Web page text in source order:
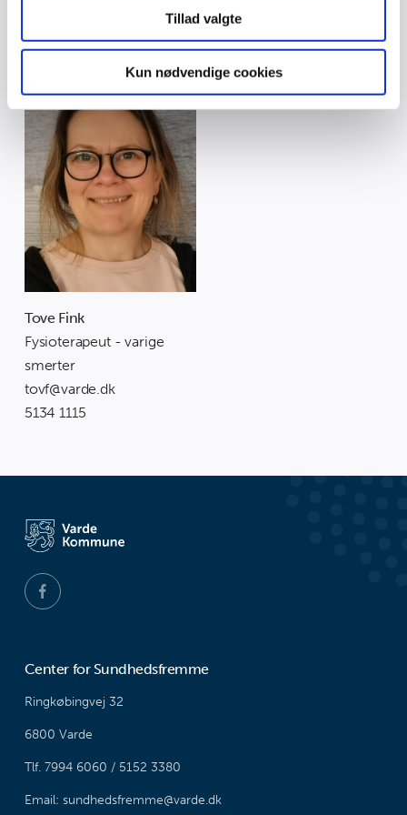
analysepartnere. Vores partnere kan kombinere disse
data med andre oplysninger, du har givet dem, eller som
de har indsamlet fra din brug af deres tjenester.
Tillad valgte
Kun nødvendige cookies
Du vil møde
Tove Fink
Fysioterapeut - varige
smerter
tovf@varde.dk
5134 1115
Center for Sundhedsfremme
Ringkøbingvej 32
6800 Varde
Tlf. 7994 6060 / 5152 3380
Email: sundhedsfremme@varde.dk